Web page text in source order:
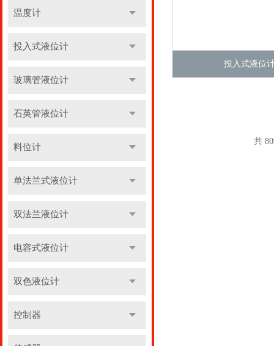
温度计
投入式液位计
玻璃管液位计
石英管液位计
料位计
单法兰式液位计
双法兰液位计
电容式液位计
双色液位计
控制器
投入式液位
共